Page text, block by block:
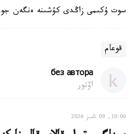
سوت ۇكىمى زاڭدى كۇشىنە ەنگەن
قوعام
без автора
اۆتور
10:06, 09 تامىز 2026